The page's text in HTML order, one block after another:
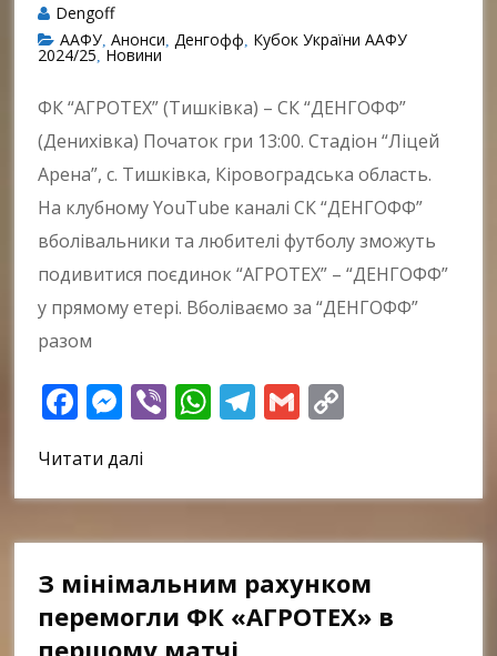
Dengoff
ААФУ Анонси Денгофф Кубок України ААФУ
2024/25 Новини
ФК “АГРОТЕХ” (Тишківка) – СК “ДЕНГОФФ”
(Денихівка) Початок гри 13:00. Стадіон “Ліцей
Арена”, с. Тишківка, Кіровоградська область.
На клубному YouTube каналі СК “ДЕНГОФФ”
вболівальники та любителі футболу зможуть
подивитися поєдинок “АГРОТЕХ” – “ДЕНГОФФ”
у прямому етері. Вболіваємо за “ДЕНГОФФ”
разом
Facebook
Messenger
ViberWhatsApp
Telegram
Gmail
Читати далі
З мінімальним рахунком
перемогли ФК «АГРОТЕХ» в
першому матчі.